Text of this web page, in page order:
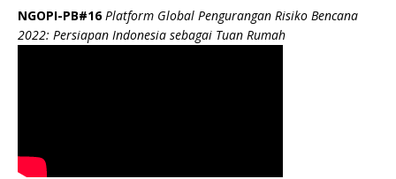
NGOPI-PB#16Platform Global Pengurangan Risiko Bencana
2022: Persiapan Indonesia sebagai Tuan Rumah